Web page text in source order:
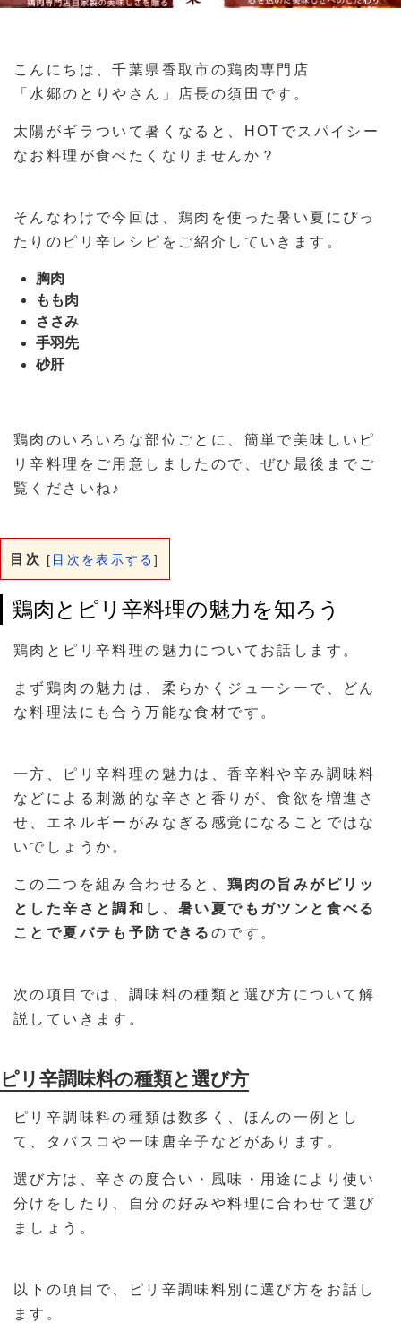
こんにちは、千葉県香取市の鶏肉専門店
「水郷のとりやさん」店長の須田です。
太陽がギラついて暑くなると、HOTでスパイシー
なお料理が食べたくなりませんか？
そんなわけで今回は、鶏肉を使った暑い夏にぴっ
たりのピリ辛レシピをご紹介していきます。
胸肉
もも肉
ささみ
手羽先
砂肝
鶏肉のいろいろな部位ごとに、簡単で美味しいピ
リ辛料理をご用意しましたので、ぜひ最後までご
覧くださいね♪
目次 [ 目次を表示する]
鶏肉とピリ辛料理の魅力を知ろう
鶏肉とピリ辛料理の魅力についてお話します。
まず鶏肉の魅力は、柔らかくジューシーで、どん
な料理法にも合う万能な食材です。
一方、ピリ辛料理の魅力は、香辛料や辛み調味料
などによる刺激的な辛さと香りが、食欲を増進さ
せ、エネルギーがみなぎる感覚になることではな
いでしょうか。
この二つを組み合わせると、鶏肉の旨みがピリッ
とした辛さと調和し、暑い夏でもガツンと食べる
ことで夏バテも予防できる のです。
次の項目では、調味料の種類と選び方について解
説していきます。
ピリ辛調味料の種類と選び方
ピリ辛調味料の種類は数多く、ほんの一例とし
て、タバスコや一味唐辛子などがあります。
選び方は、辛さの度合い・風味・用途により使い
分けをしたり、自分の好みや料理に合わせて選び
ましょう。
以下の項目で、ピリ辛調味料別に選び方をお話し
ます。